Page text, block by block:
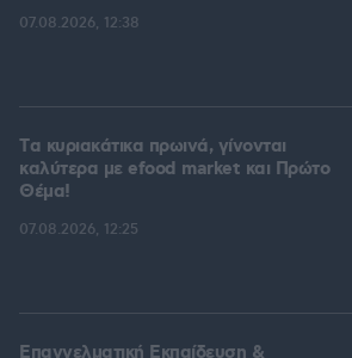
07.08.2026, 12:38
Tα κυριακάτικα πρωινά, γίνονται
καλύτερα με efood market και Πρώτο
Θέμα!
07.08.2026, 12:25